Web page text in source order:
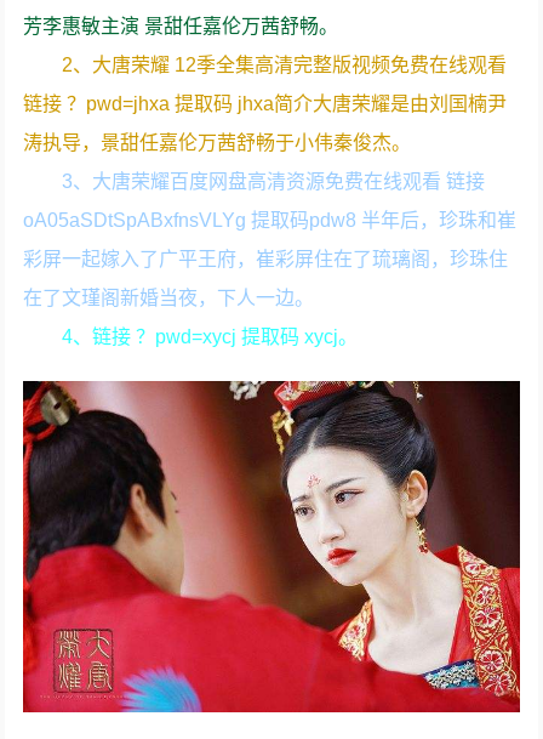
芳李惠敏主演 景甜任嘉伦万茜舒畅。
2、大唐荣耀 12季全集高清完整版视频免费在线观看
链接 ？pwd=jhxa 提取码 jhxa简介大唐荣耀是由刘国楠尹
涛执导，景甜任嘉伦万茜舒畅于小伟秦俊杰。
3、大唐荣耀百度网盘高清资源免费在线观看 链接
oA05aSDtSpABxfnsVLYg 提取码pdw8 半年后，珍珠和崔
彩屏一起嫁入了广平王府，崔彩屏住在了琉璃阁，珍珠住
在了文瑾阁新婚当夜，下人一边。
4、链接 ？pwd=xycj 提取码 xycj。